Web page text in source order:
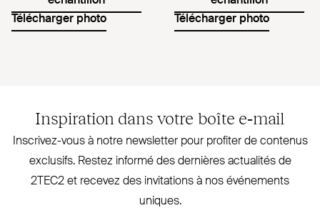
Télécharger photo
Télécharger photo
Inspiration dans votre boîte e‑mail
Inscrivez-vous à notre newsletter pour profiter de contenus
exclusifs. Restez informé des dernières actualités de
2TEC2 et recevez des invi­tations à nos évé­nements
uniques.